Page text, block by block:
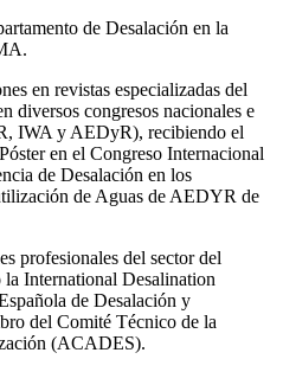
de Desalación en la
en revistas especializadas del
diversos congresos nacionales e
IWA y AEDyR), recibiendo el
en el Congreso Internacional
de Desalación en los
de Aguas de AEDYR de
profesionales del sector del
la International Desalination
de Desalación y
del Comité Técnico de la
(ACADES).